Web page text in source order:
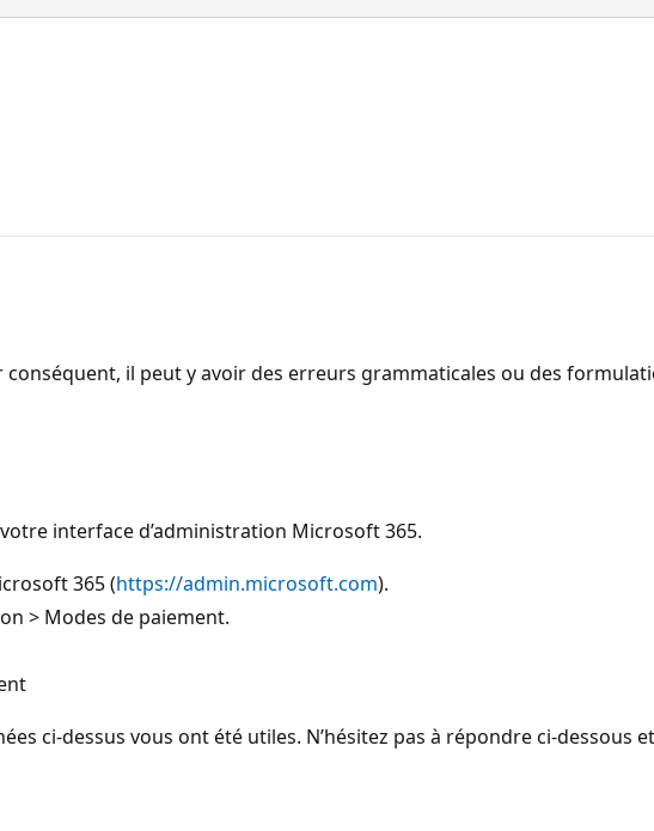
il peut y avoir des erreurs grammaticales ou des
interface d’administration Microsoft 365.
365 (https://admin.microsoft.com).
> Modes de paiement.
ci-dessus vous ont été utiles. N’hésitez pas à répondre ci-dessous